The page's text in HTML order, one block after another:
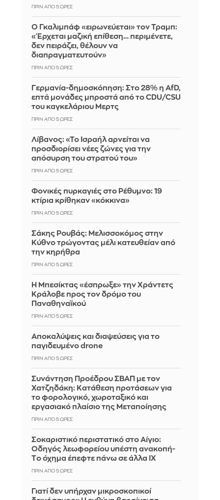
ΠΡΙΝ ΑΠΌ 5 ΏΡΕΣ
Ο Γκαλιμπάφ «ειρωνεύεται» τον Τραμπ:
«Έρχεται μαζική επίθεση… περιμένετε,
δεν πειράζει, θέλουν να
διαπραγματευτούν»
ΠΡΙΝ ΑΠΌ 5 ΏΡΕΣ
Γερμανία-δημοσκόπηση: Στο 28% η AfD,
επτά μονάδες μπροστά από το CDU/CSU
του καγκελάριου Μερτς
ΠΡΙΝ ΑΠΌ 5 ΏΡΕΣ
Λίβανος: «Το Ισραήλ αρνείται να
προσδιορίσει νέες ζώνες για την
απόσυρση του στρατού του»
ΠΡΙΝ ΑΠΌ 5 ΏΡΕΣ
Φονικές πυρκαγιές στο Ρέθυμνο: 19
κτίρια κρίθηκαν «κόκκινα»
ΠΡΙΝ ΑΠΌ 5 ΏΡΕΣ
Σάκης Ρουβάς: Μελισσοκόμος στην
Κύθνο τρώγοντας μέλι κατευθείαν από
την κηρήθρα
ΠΡΙΝ ΑΠΌ 5 ΏΡΕΣ
Η Μπεσίκτας «έσπρωξε» την Χράντετς
Κράλοβε προς τον δρόμο του
Παναθηναϊκού
ΠΡΙΝ ΑΠΌ 5 ΏΡΕΣ
Αποκαλύψεις και διαψεύσεις για το
παγιδευμένο drone
ΠΡΙΝ ΑΠΌ 5 ΏΡΕΣ
Συνάντηση Προέδρου ΣΒΑΠ με τον
Χατζηδάκη: Κατάθεση προτάσεων για
το φορολογικό, χωροταξικό και
εργασιακό πλαίσιο της Μεταποίησης
ΠΡΙΝ ΑΠΌ 5 ΏΡΕΣ
Σοκαριστικό περιστατικό στο Αίγιο:
Οδηγός λεωφορείου υπέστη ανακοπή-
Tο όχημα έπεφτε πάνω σε άλλα ΙΧ
ΠΡΙΝ ΑΠΌ 5 ΏΡΕΣ
Γιατί δεν υπήρχαν μικροσκοπικοί